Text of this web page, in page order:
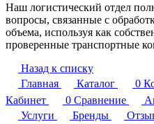
Наш логистический отдел
вопросы, связанные с
объема, используя как
проверенные транспортные
Назад к списку
Главная
Каталог 0
Кабинет
0 Сравнение
Услуги
Бренды